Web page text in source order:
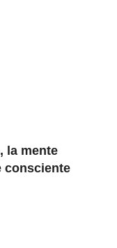
la mente
consciente